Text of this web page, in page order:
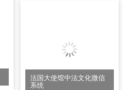
法国大使馆中法文化微信
系统